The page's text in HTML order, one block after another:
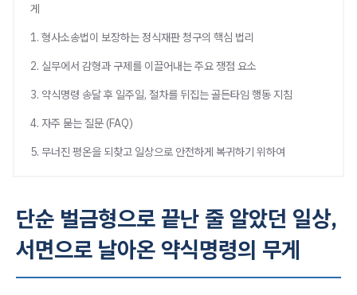
게
1. 형사소송법이 보장하는 정식재판 청구의 핵심 법리
2. 실무에서 감형과 구제를 이끌어내는 주요 쟁점 요소
3. 약식명령 송달 후 일주일, 절차를 뒤집는 골든타임 행동 지침
4. 자주 묻는 질문 (FAQ)
5. 무너진 평온을 되찾고 일상으로 안전하게 복귀하기 위하여
단순 벌금형으로 끝난 줄 알았던 일상,
서면으로 날아온 약식명령의 무게